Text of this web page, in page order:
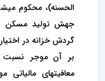
الحسنه)، محکوم
جهش تولید مسکن
گردش خزانه در
بر آن موجر